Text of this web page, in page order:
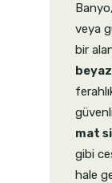
veya
bir
beyaz
mat
gibi
hale